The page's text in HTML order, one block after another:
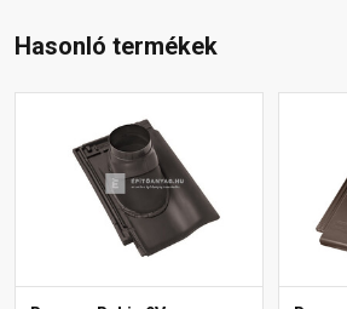
Hasonló termékek